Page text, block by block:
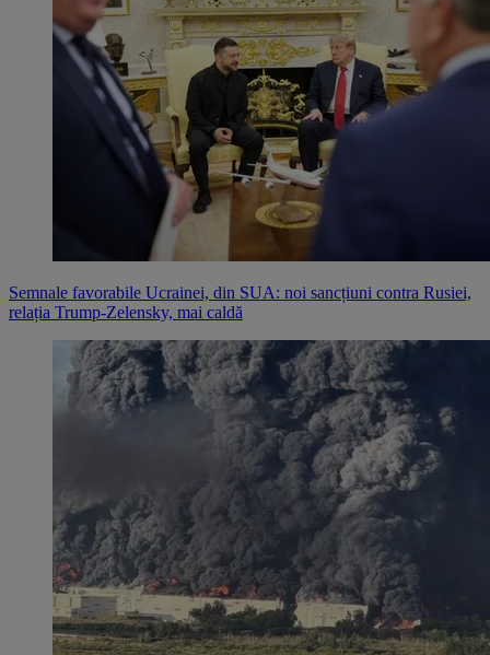
Semnale favorabile Ucrainei, din SUA: noi sancțiuni contra Rusiei,
relația Trump-Zelensky, mai caldă